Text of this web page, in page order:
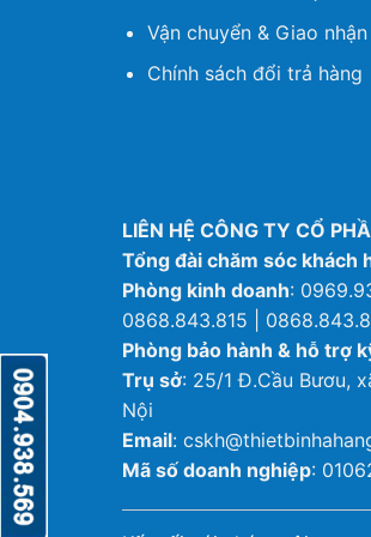
Vận chuyển & Giao nhận
Chính sách đổi trả hàng
LIÊN HỆ CÔNG TY CỔ
Tổng đài chăm sóc khách
Phòng kinh doanh:
0868.843.815 |
Phòng bảo hành & hỗ trợ
Trụ sở: 25/1 Đ.Cầu Bươu,
Nội
Email:
Mã số doanh nghiệp: